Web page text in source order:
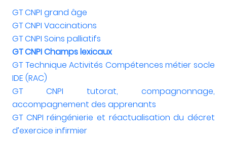
GT CNPI grand âge
GT CNPI Vaccinations
GT CNPI Soins palliatifs
GT CNPI Champs lexicaux
GT Technique Activités Compétences métier socle
IDE (RAC)
GT CNPI tutorat, compagnonnage,
accompagnement des apprenants
GT CNPI réingénierie et réactualisation du décret
d’exercice infirmier